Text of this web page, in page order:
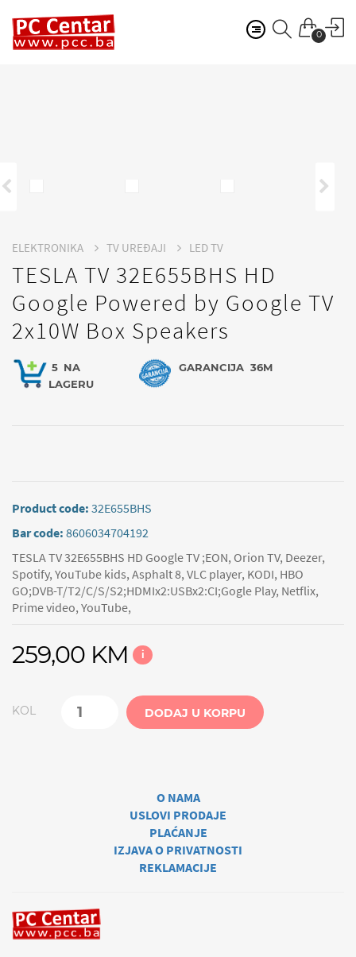
0
ELEKTRONIKA TV UREĐAJI LED TV
TESLA TV 32E655BHS HD
Google Powered by Google TV
2x10W Box Speakers
5 NA
LAGERU
GARANCIJA 36M
Product code: 32E655BHS
Bar code: 8606034704192
TESLA TV 32E655BHS HD Google TV ;EON, Orion TV, Deezer,
Spotify, YouTube kids, Asphalt 8, VLC player, KODI, HBO
GO;DVB-T/T2/C/S/S2;HDMIx2:USBx2:CI;Gogle Play, Netflix,
Prime video, YouTube,
259,00 KM i
KOL DODAJ U KORPU
O NAMA
USLOVI PRODAJE
PLAĆANJE
IZJAVA O PRIVATNOSTI
REKLAMACIJE